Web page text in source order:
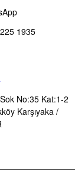
1935
No:35 Kat:1-2
Karşıyaka /